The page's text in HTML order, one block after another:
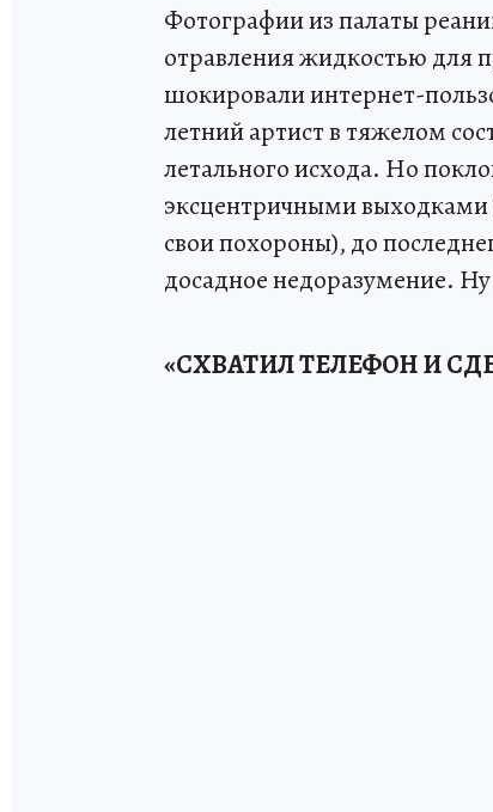
Фотографии из палаты
отравления жидкостью для
шокировали интернет-
летний артист в тяжелом
летального исхода. Но
эксцентричными выходками
свои похороны), до
досадное недоразумение.
«СХВАТИЛ ТЕЛЕФОН И